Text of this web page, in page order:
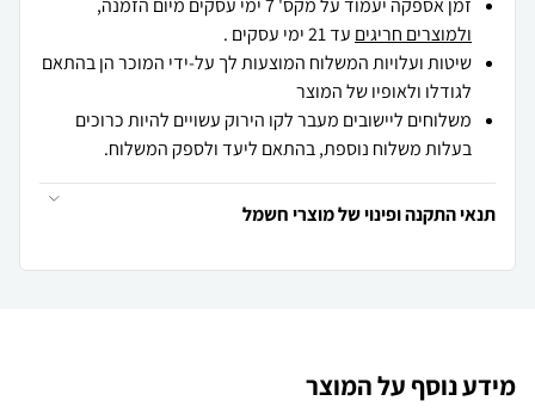
זמן אספקה יעמוד על מקס' 7 ימי עסקים מיום הזמנה,
ולמוצרים חריגים עד 21 ימי עסקים .
שיטות ועלויות המשלוח המוצעות לך על-ידי המוכר הן בהתאם
לגודלו ולאופיו של המוצר
משלוחים ליישובים מעבר לקו הירוק עשויים להיות כרוכים
בעלות משלוח נוספת, בהתאם ליעד ולספק המשלוח.
תנאי התקנה ופינוי של מוצרי חשמל
מידע נוסף על המוצר